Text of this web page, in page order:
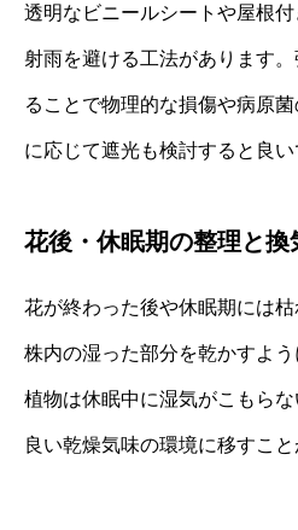
透明なビニールシートや屋根
射雨を避ける工法があります
ることで物理的な損傷や病原
に応じて遮光も検討すると良い
花後・休眠期の整理と換
花が終わった後や休眠期には枯
株内の湿った部分を乾かすよ
植物は休眠中に湿気がこもら
良い乾燥気味の環境に移すこと